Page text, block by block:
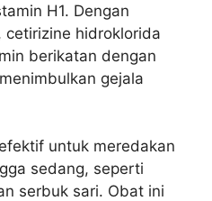
H1. Dengan
cetirizine hidroklorida
berikatan dengan
gejala
untuk meredakan
sedang, seperti
serbuk sari. Obat ini